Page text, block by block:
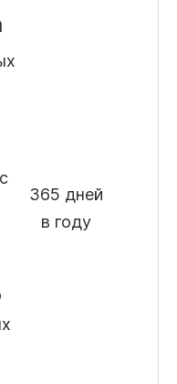
365 дней
в году